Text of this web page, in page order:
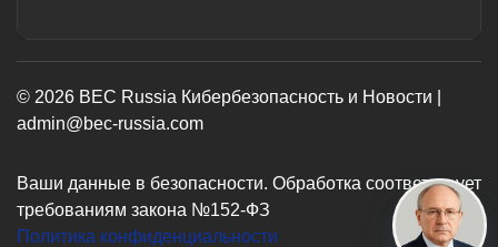
© 2026 BEC Russia Кибербезопасность и Новости |
admin@bec-russia.com
Ваши данные в безопасности. Обработка соответствует
требованиям закона №152-ФЗ
Политика конфиденциальности